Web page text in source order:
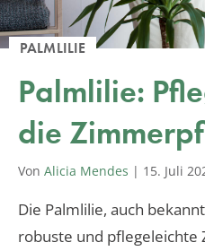
PALMLILIE
Palmlilie:
die
Von Alicia Mendes | 15. Juli
Die Palmlilie, auch
robuste und pflegeleichte